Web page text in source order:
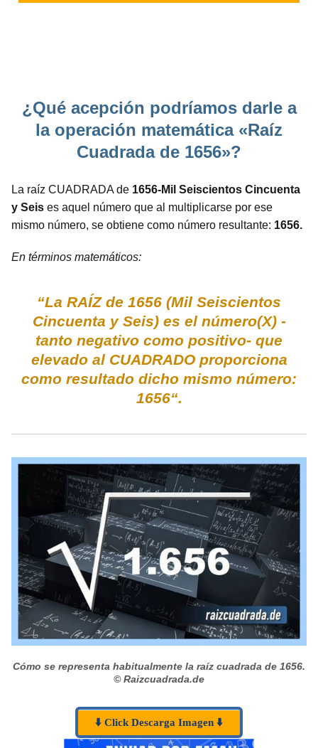
¿Qué acepción podríamos darle a
la operación matemática «Raíz
Cuadrada de 1656»?
La raíz CUADRADA de 1656-Mil Seiscientos Cincuenta
y Seis es aquel número que al multiplicarse por ese
mismo número, se obtiene como número resultante: 1656.
En términos matemáticos:
“La RAÍZ de 1656 (Mil Seiscientos
Cincuenta y Seis) es el número(X) -
tanto negativo como positivo- que
elevado al CUADRADO proporciona
como resultado dicho mismo número:
1656“.
Cómo se representa habitualmente la raíz cuadrada de 1656.
© Raizcuadrada.de
⬇️ Click Descarga Imagen ⬇️